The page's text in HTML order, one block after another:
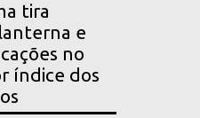
tira
e
no
índice dos